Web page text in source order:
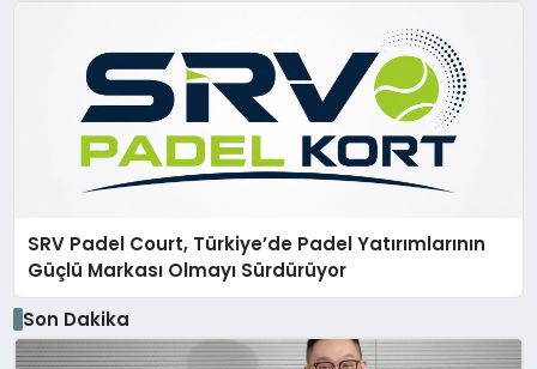
SRV Padel Court, Türkiye’de Padel Yatırımlarının
Güçlü Markası Olmayı Sürdürüyor
Son Dakika